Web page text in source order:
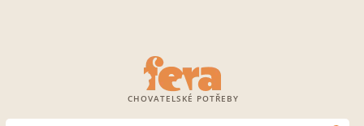
CHOVATELSKÉ POTŘEBY